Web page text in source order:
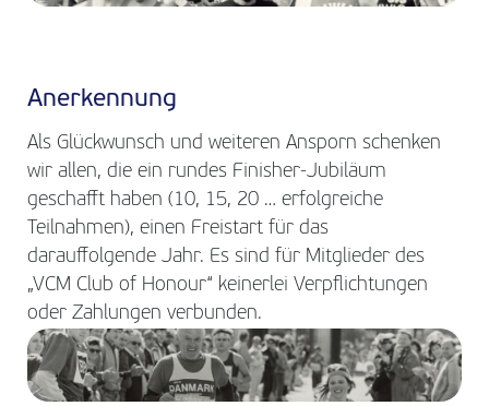
Anerkennung
Als Glückwunsch und weiteren Ansporn schenken
wir allen, die ein rundes Finisher-Jubiläum
geschafft haben (10, 15, 20 … erfolgreiche
Teilnahmen), einen Freistart für das
darauffolgende Jahr. Es sind für Mitglieder des
„VCM Club of Honour“ keinerlei Verpflichtungen
oder Zahlungen verbunden.